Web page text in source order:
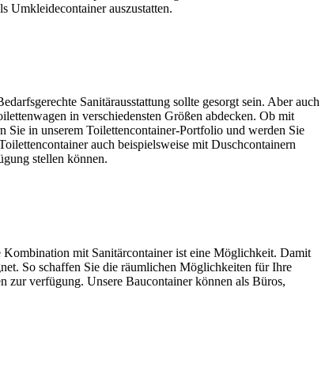
Umkleidecontainer auszustatten.
Sanitärausstattung sollte gesorgt sein. Aber auch
in verschiedensten Größen abdecken. Ob mit
Sie in unserem Toilettencontainer-Portfolio und werden Sie
auch beispielsweise mit Duschcontainern
stellen können.
mit Sanitärcontainer ist eine Möglichkeit. Damit
So schaffen Sie die räumlichen Möglichkeiten für Ihre
zur verfügung. Unsere Baucontainer können als Büros,